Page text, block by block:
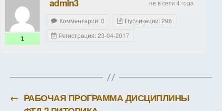
не в сети 4 года
admin3
1
Комментарии: 0
Публикации: 296
Регистрация: 23-04-2017
← РАБОЧАЯ ПРОГРАММА ДИСЦИПЛИНЫ